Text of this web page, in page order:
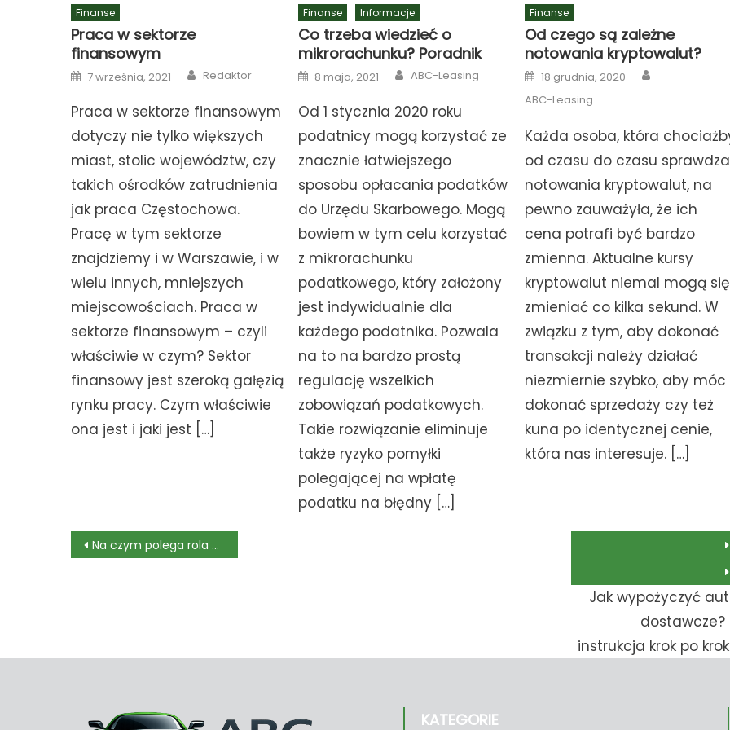
Finanse
Praca w sektorze
finansowym
Posted
on
7 września, 2021 Author
Redaktor
Praca w sektorze finansowym
dotyczy nie tylko większych
miast, stolic województw, czy
takich ośrodków zatrudnienia
jak praca Częstochowa.
Pracę w tym sektorze
znajdziemy i w Warszawie, i w
wielu innych, mniejszych
miejscowościach. Praca w
sektorze finansowym – czyli
właściwie w czym? Sektor
finansowy jest szeroką gałęzią
rynku pracy. Czym właściwie
ona jest i jaki jest […]
Finanse Informacje
Co trzeba wiedzieć o
mikrorachunku? Poradnik
Posted
on
8 maja, 2021 Author
ABC-Leasing
Od 1 stycznia 2020 roku
podatnicy mogą korzystać ze
znacznie łatwiejszego
sposobu opłacania podatków
do Urzędu Skarbowego. Mogą
bowiem w tym celu korzystać
z mikrorachunku
podatkowego, który założony
jest indywidualnie dla
każdego podatnika. Pozwala
na to na bardzo prostą
regulację wszelkich
zobowiązań podatkowych.
Takie rozwiązanie eliminuje
także ryzyko pomyłki
polegającej na wpłatę
podatku na błędny […]
Finanse
Od czego są zależne
notowania kryptowalut?
Posted
on
18 grudnia, 2020
ABC-Leasing
Każda osoba, która
od czasu do czasu sprawdza
notowania kryptowalut, na
pewno zauważyła, że ich
cena potrafi być bardzo
zmienna. Aktualne kursy
kryptowalut niemal mogą się
zmieniać co kilka sekund. W
związku z tym, aby dokonać
transakcji należy działać
niezmiernie szybko, aby móc
dokonać sprzedaży czy też
kuna po identycznej cenie,
która nas interesuje. […]
Nawigacja
Na czym polega rola adwokata w postępowaniu przygotowawczym?
Jak wypożyczyć
dostawcze?
instrukcja krok po
KATEGORIE